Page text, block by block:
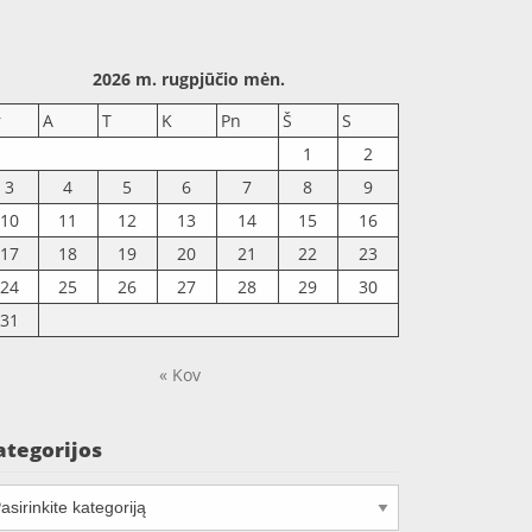
2026 m. rugpjūčio mėn.
A T K Pn Š
S
1
2
3
4 5 6 7 8
9
10
11 12 13 14 15
16
17
18 19 20 21 22
23
24
25 26 27 28 29
30
31
« Kov